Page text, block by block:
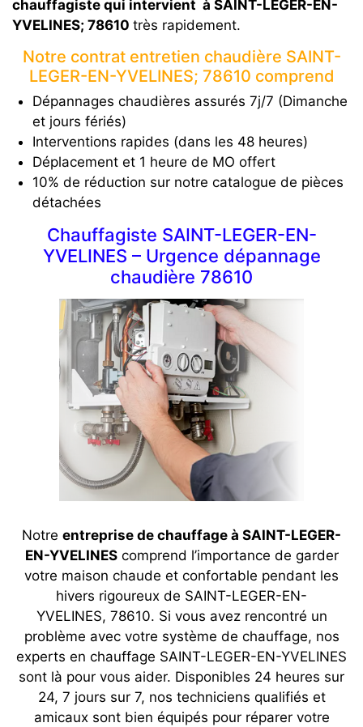
chauffagiste qui intervient à SAINT-LEGER-EN-
YVELINES; 78610 très rapidement.
Notre contrat entretien chaudière SAINT-
LEGER-EN-YVELINES; 78610 comprend
Dépannages chaudières assurés 7j/7 (Dimanche
et jours fériés)
Interventions rapides (dans les 48 heures)
Déplacement et 1 heure de MO offert
10% de réduction sur notre catalogue de pièces
détachées
Chauffagiste SAINT-LEGER-EN-
YVELINES – Urgence dépannage
chaudière 78610
Notre entreprise de chauffage à SAINT-LEGER-
EN-YVELINEScomprend l’importance de garder
votre maison chaude et confortable pendant les
hivers rigoureux de SAINT-LEGER-EN-
YVELINES, 78610. Si vous avez rencontré un
problème avec votre système de chauffage, nos
experts en chauffage SAINT-LEGER-EN-YVELINES
sont là pour vous aider. Disponibles 24 heures sur
24, 7 jours sur 7, nos techniciens qualifiés et
amicaux sont bien équipés pour réparer votre